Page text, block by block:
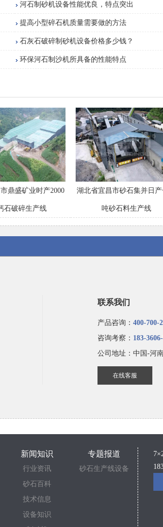
河石制砂机设备性能优良，特点突出
提高小型碎石机质量需要做的方法
石灰石破碎制砂机设备价格多少钱？
环保河石制沙机所具备的性能特点
鼎盛矿业时产2000
石破碎生产线
湖北省宜昌市砂石集并日
吨砂石料生产线
联系我们
产品咨询： 400-700-
咨询考察： 183-
公司地址：中国-河
在线客服
新闻知识
行业资讯
砂石百科
技术信息
设备知识
专题报道
砂石生产线设备